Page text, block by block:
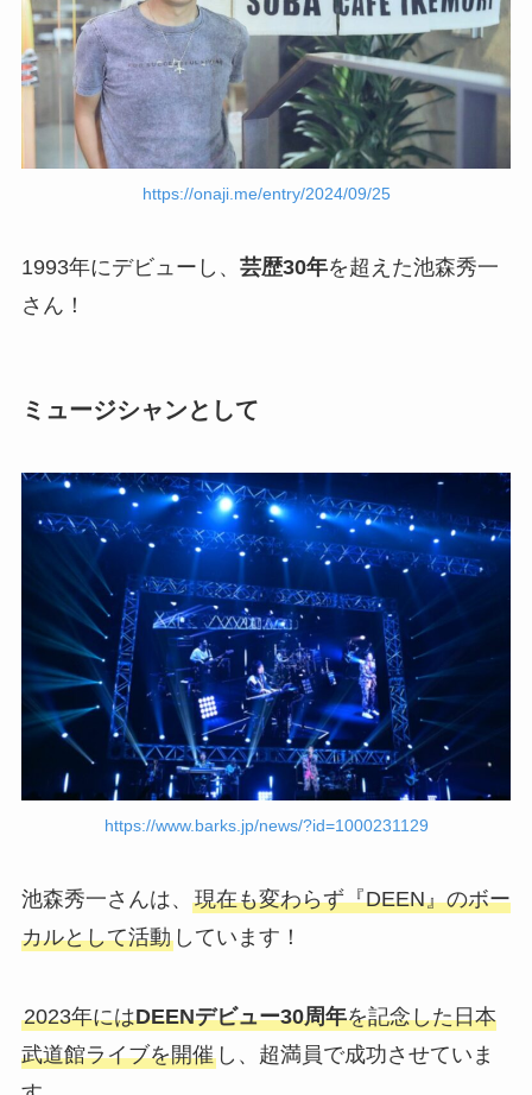
https://onaji.me/entry/2024/09/25
1993年にデビューし、 芸歴30年を超えた池森秀一
さん！
ミュージシャンとして
https://www.barks.jp/news/?id=1000231129
池森秀一さんは、 現在も変わらず『DEEN』のボー
カルとして活動しています！
2023年にはDEENデビュー30周年を記念した日本
武道館ライブを開催し、超満員で成功させていま